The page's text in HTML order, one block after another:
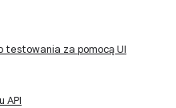
testowania za pomocą UI
API